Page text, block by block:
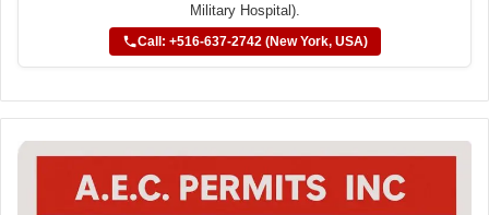
Military Hospital).
Call: +516-637-2742 (New York, USA)